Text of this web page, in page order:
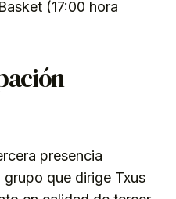
(17:00 hora
presencia
que dirige Txus